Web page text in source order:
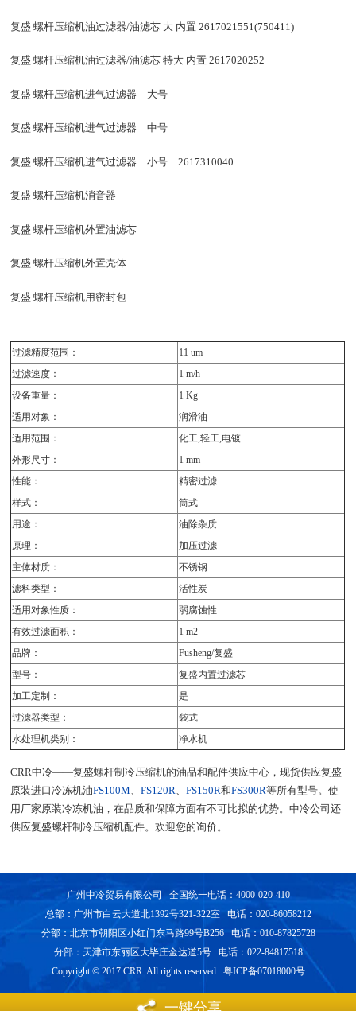
复盛 螺杆压缩机油过滤器/油滤芯 大 内置 2617021551(750411)
复盛 螺杆压缩机油过滤器/油滤芯 特大 内置 2617020252
复盛 螺杆压缩机进气过滤器 大号
复盛 螺杆压缩机进气过滤器 中号
复盛 螺杆压缩机进气过滤器 小号 2617310040
复盛 螺杆压缩机消音器
复盛 螺杆压缩机外置油滤芯
复盛 螺杆压缩机外置壳体
复盛 螺杆压缩机用密封包
过滤精度范围：
11 um
过滤速度：
1 m/h
设备重量：
1 Kg
适用对象：
润滑油
适用范围：
化工,轻工,电镀
外形尺寸：
1 mm
性能：
精密过滤
样式：
筒式
用途：
油除杂质
原理：
加压过滤
主体材质：
不锈钢
滤料类型：
活性炭
适用对象性质：
弱腐蚀性
有效过滤面积：
1 m2
品牌：
Fusheng/复盛
型号：
复盛内置过滤芯
加工定制：
是
过滤器类型：
袋式
水处理机类别：
净水机
CRR中冷——复盛螺杆制冷压缩机的油品和配件供应中心，现货供应复盛
原装进口冷冻机油FS100M 、FS120R 、FS150R和FS300R等所有型号。使
用厂家原装冷冻机油，在品质和保障方面有不可比拟的优势。中冷公司还
供应复盛螺杆制冷压缩机配件。欢迎您的询价。
广州中冷贸易有限公司 全国统一电话：4000-020-410
总部：广州市白云大道北1392号321-322室 电话：020-86058212
分部：北京市朝阳区小红门东马路99号B256 电话：010-87825728
分部：天津市东丽区大毕庄金达道5号 电话：022-84817518
Copyright © 2017 CRR. All rights reserved. 粤ICP备07018000号
一键分享